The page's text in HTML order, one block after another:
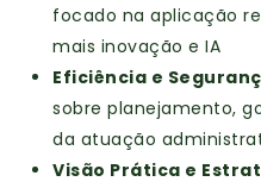
focado na aplicação
mais inovação e IA
Eficiência e
sobre planejamento,
da atuação
Visão Prática e